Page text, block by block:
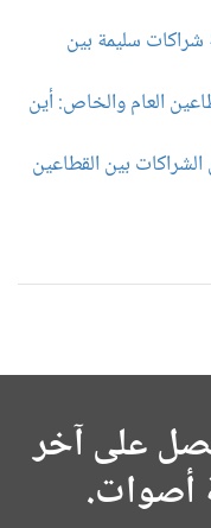
شراكات سليمة بين
العام والخاص: أين
بين القطاعين
على آخر
أصوات.